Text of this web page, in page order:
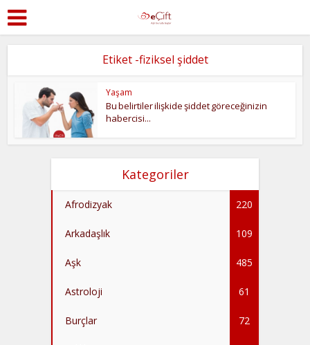
Etiket -fiziksel şiddet
Yaşam
Bu belirtiler ilişkide şiddet göreceğinizin
habercisi...
Kategoriler
Afrodizyak 220
Arkadaşlık 109
Aşk 485
Astroloji 61
Burçlar 72